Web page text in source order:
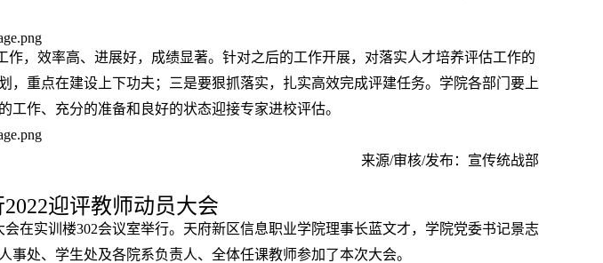
，效率高、进展好，成绩显著。针对之后的工作开展，对落实人才培养评估工作的
重点在建设上下功夫；三是要狠抓落实，扎实高效完成评建任务。学院各部门要上
作、充分的准备和良好的状态迎接专家进校评估。
来源/审核/发布：宣传统战部
迎评教师动员大会
在实训楼302会议室举行。天府新区信息职业学院理事长蓝文才，学院党委书记景志
处、学生处及各院系负责人、全体任课教师参加了本次大会。